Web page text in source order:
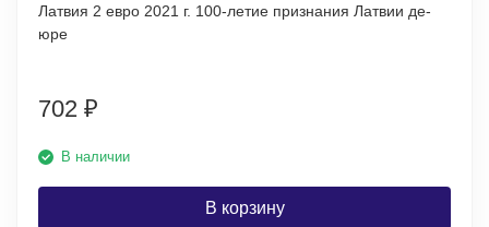
Латвия 2 евро 2021 г. 100-летие признания Латвии де-
юре
702 ₽
В наличии
В корзину